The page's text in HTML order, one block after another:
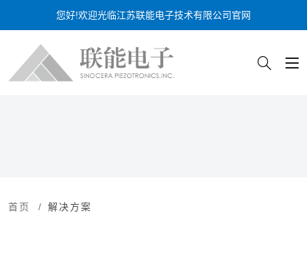
您好!欢迎光临江苏联能电子技术有限公司官网
首页 解决方案